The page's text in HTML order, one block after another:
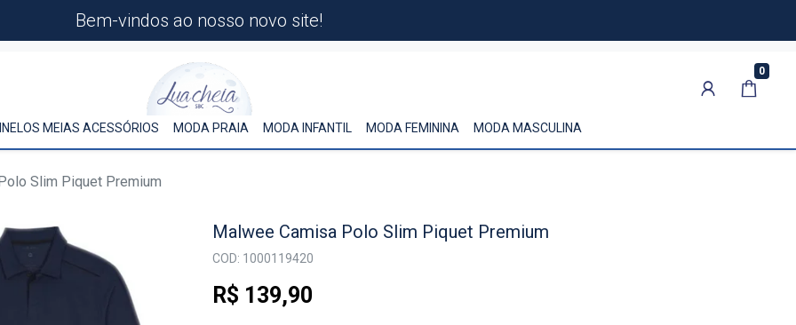
Bem-vindos ao nosso novo site!
0
MEIAS ACESSÓRIOS MODA PRAIA MODA INFANTIL MODA FEMININA MODA MASCULINA
Slim Piquet Premium
Malwee Camisa Polo Slim Piquet Premium
COD: 1000119420
R$ 139,90